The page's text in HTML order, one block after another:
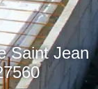
Saint Jean